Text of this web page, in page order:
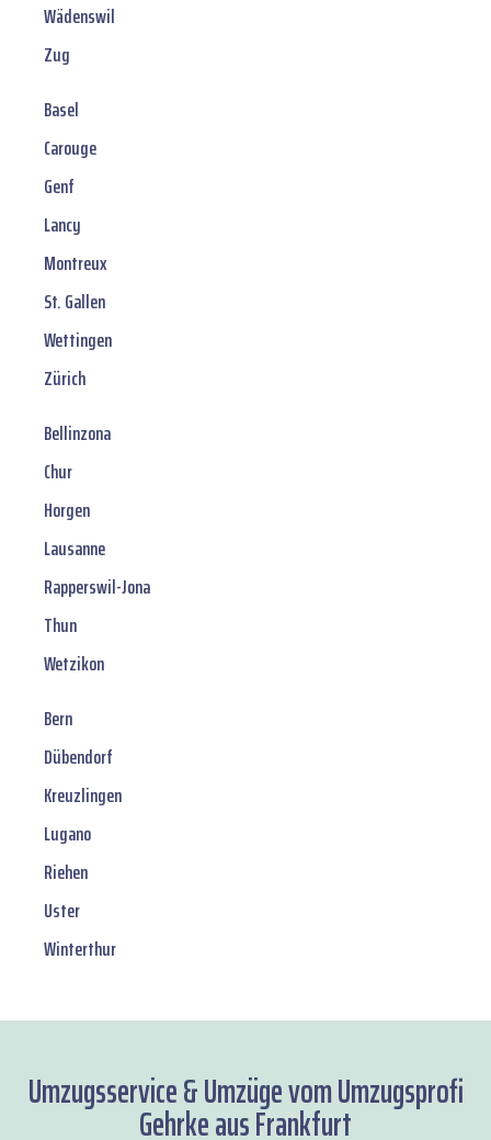
Wädenswil
Zug
Basel
Carouge
Genf
Lancy
Montreux
St. Gallen
Wettingen
Zürich
Bellinzona
Chur
Horgen
Lausanne
Rapperswil-Jona
Thun
Wetzikon
Bern
Dübendorf
Kreuzlingen
Lugano
Riehen
Uster
Winterthur
Umzugsservice & Umzüge vom Umzugsprofi
Gehrke aus Frankfurt